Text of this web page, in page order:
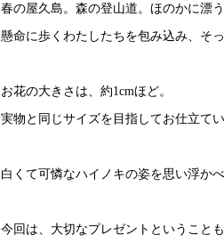
春の屋久島。森の登山道。ほのかに漂う
懸命に歩くわたしたちを包み込み、そ
お花の大きさは、約1cmほど。
実物と同じサイズを目指してお仕立てい
白くて可憐なハイノキの姿を思い浮か
今回は、大切なプレゼントということも